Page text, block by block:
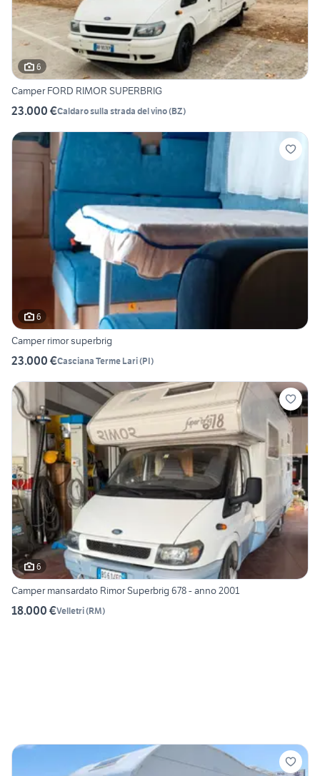
6
Camper FORD RIMOR SUPERBRIG
23.000 €Caldaro sulla strada del vino(BZ)
6
Camper rimor superbrig
23.000 €Casciana Terme Lari(PI)
6
Camper mansardato Rimor Superbrig 678 - anno 2001
18.000 €Velletri(RM)